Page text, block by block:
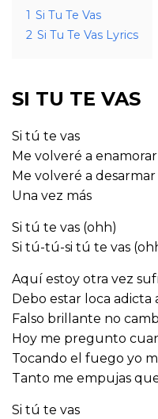
1 Si Tu Te Vas
2 Si Tu Te Vas Lyrics
SI TU TE VAS
Si tú te vas
Me volveré a enamorar
Me volveré a desarmar
Una vez más
Si tú te vas (ohh)
Si tú-tú-si tú te vas
Aquí estoy otra vez
Debo estar loca adicta
Falso brillante no
Hoy me pregunto
Tocando el fuego yo
Tanto me empujas
Si tú te vas